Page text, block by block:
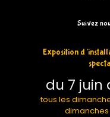
Suivez
Exposition
du 7 juin
tous les
dimanches